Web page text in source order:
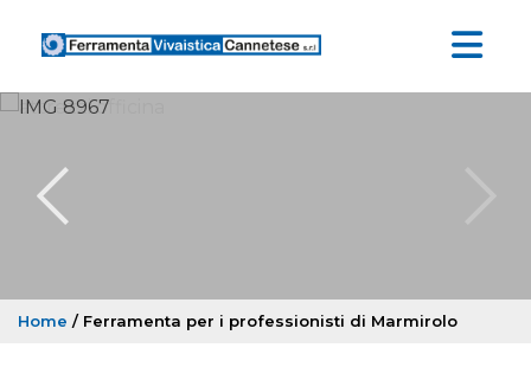
Home / Ferramenta per i professionisti di Marmirolo